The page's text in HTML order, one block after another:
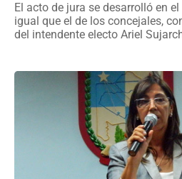
El acto de jura se desarrolló en el
igual que el de los concejales,
del intendente electo Ariel